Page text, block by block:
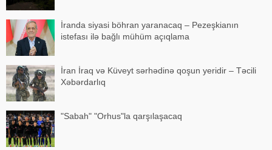
İranda siyasi böhran yaranacaq – Pezeşkianın
istefası ilə bağlı mühüm açıqlama
İran İraq və Küveyt sərhədinə qoşun yeridir – Təcili
Xəbərdarlıq
"Sabah" "Orhus"la qarşılaşacaq